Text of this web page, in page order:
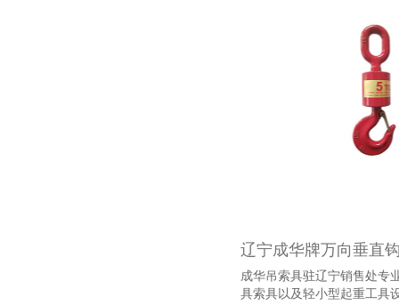
辽宁成华牌万向垂直
成华吊索具驻辽宁销售处专
具索具以及轻小型起重工具